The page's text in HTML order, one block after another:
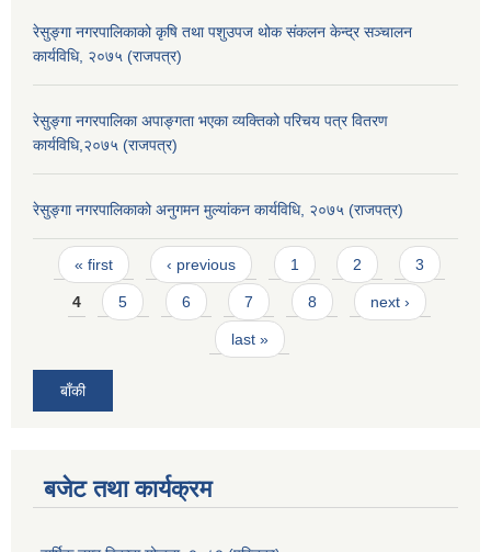
रेसुङ्गा नगरपालिकाको कृषि तथा पशुउपज थोक संकलन केन्द्र सञ्चालन
कार्यविधि, २०७५ (राजपत्र)
रेसुङ्गा नगरपालिका अपाङ्गता भएका व्यक्तिको परिचय पत्र वितरण
कार्यविधि,२०७५ (राजपत्र)
रेसुङ्गा नगरपालिकाको अनुगमन मुल्यांकन कार्यविधि, २०७५ (राजपत्र)
Pages
« first ‹ previous 1 2 3
4 5 6 7 8 next ›
last »
बाँकी
बजेट तथा कार्यक्रम